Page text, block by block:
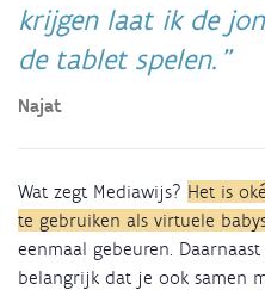
krijgen laat ik de
de tablet spelen.
Najat
Wat zegt Mediawijs? Het is
te gebruiken als virtuele
eenmaal gebeuren.
belangrijk dat je ook samen